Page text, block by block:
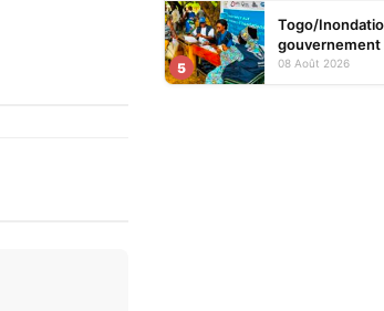
5
Togo/
gouvernement
opération
08 Août 2026